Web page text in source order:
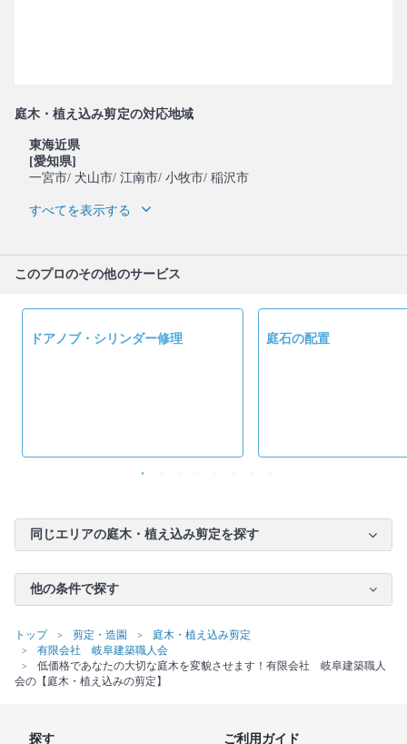
庭木・植え込み剪定の対応地域
東海近県
[愛知県]
一宮市/ 犬山市/ 江南市/ 小牧市/ 稲沢市
すべてを表示する
このプロのその他のサービス
ドアノブ・シリンダー修理 庭石の配置
同じエリアの庭木・植え込み剪定を探す
他の条件で探す
トップ 剪定・造園
庭木・植え込み剪定
有限会社 岐阜建築職人会
低価格であなたの大切な庭木を変貌させます！有限会社 岐阜建築職人
会の【庭木・植え込みの剪定】
探す ご利用ガイド